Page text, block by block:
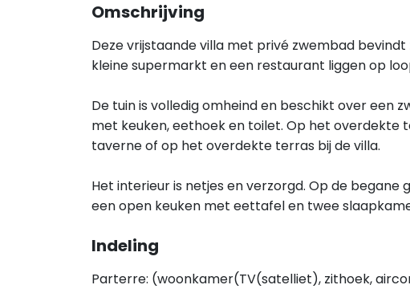
Omschrijving
Deze vrijstaande villa met privé zwembad
kleine supermarkt en een restaurant liggen op
De tuin is volledig omheind en beschikt over een
met keuken, eethoek en toilet. Op het overdekte
taverne of op het overdekte terras bij de villa.
Het interieur is netjes en verzorgd. Op de
een open keuken met eettafel en twee
Indeling
Parterre: (woonkamer(TV(satelliet), zithoek,